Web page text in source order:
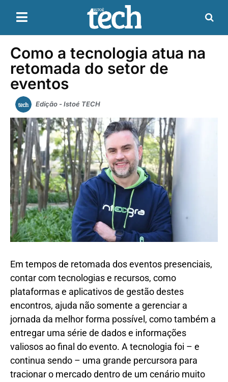
Como a tecnologia atua na
retomada do setor de
eventos
Edição - Istoé TECH
Em tempos de retomada dos eventos presenciais,
contar com tecnologias e recursos, como
plataformas e aplicativos de gestão destes
encontros, ajuda não somente a gerenciar a
jornada da melhor forma possível, como também a
entregar uma série de dados e informações
valiosos ao final do evento. A tecnologia foi – e
continua sendo – uma grande percursora para
tracionar o mercado dentro de um cenário muito